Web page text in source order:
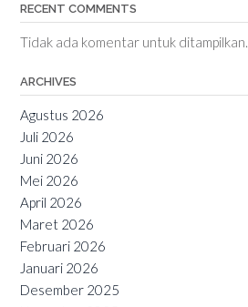
RECENT COMMENTS
Tidak ada komentar untuk ditampilkan.
ARCHIVES
Agustus 2026
Juli 2026
Juni 2026
Mei 2026
April 2026
Maret 2026
Februari 2026
Januari 2026
Desember 2025